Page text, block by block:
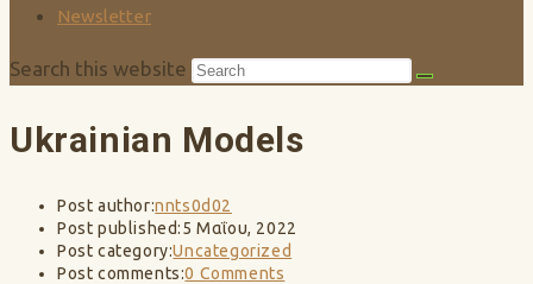
Newsletter
Search this website
Ukrainian Models
Post author:nnts0d02
Post published:5 Μαΐου, 2022
Post category:Uncategorized
Post comments:0 Comments